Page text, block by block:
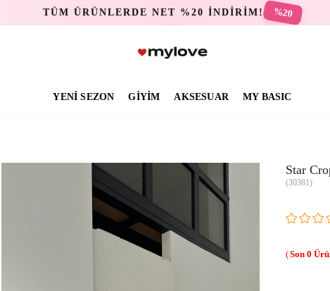
TÜM ÜRÜNLERDE NET %20 İNDİRİM! %20
YENİ SEZON GİYİM AKSESUAR MY BASIC
Star
(30381)
0